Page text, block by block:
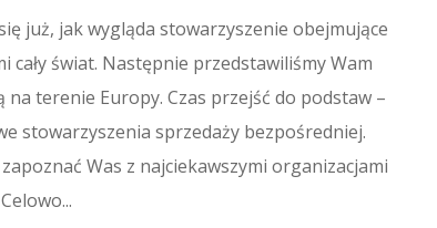
już, jak wygląda stowarzyszenie obejmujące
cały świat. Następnie przedstawiliśmy Wam
na terenie Europy. Czas przejść do podstaw –
stowarzyszenia sprzedaży bezpośredniej.
Was z najciekawszymi organizacjami